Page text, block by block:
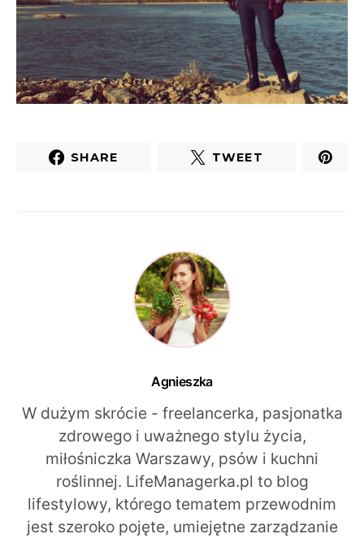
SHARE TWEET
Agnieszka
W dużym skrócie - freelancerka, pasjonatka
zdrowego i uważnego stylu życia,
miłośniczka Warszawy, psów i kuchni
roślinnej. LifeManagerka.pl to blog
lifestylowy, którego tematem przewodnim
jest szeroko pojęte, umiejętne zarządzanie